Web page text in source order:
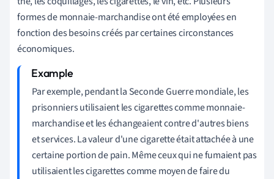
formes de monnaie-marchandise ont été employées en
fonction des besoins créés par certaines circonstances
économiques.
Par exemple, pendant la Seconde Guerre mondiale, les
prisonniers utilisaient les cigarettes comme monnaie-
marchandise et les échangeaient contre d'autres biens
et services. La valeur d'une cigarette était attachée à une
certaine portion de pain. Même ceux qui ne fumaient pas
utilisaient les cigarettes comme moyen de faire du